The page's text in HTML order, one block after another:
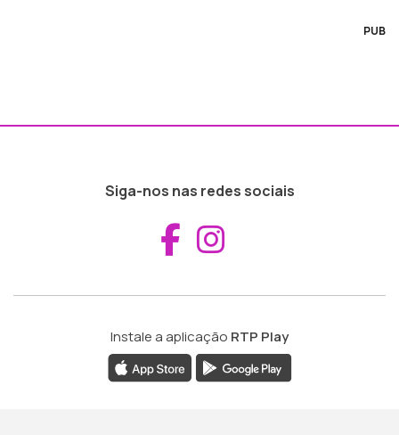
PUB
Siga-nos nas redes sociais
Aceder ao
Instale a aplicação RTP Play